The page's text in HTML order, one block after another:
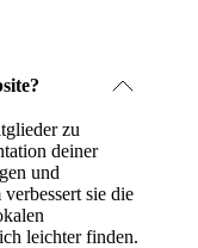
zu
deiner
und
sie die
leichter finden.